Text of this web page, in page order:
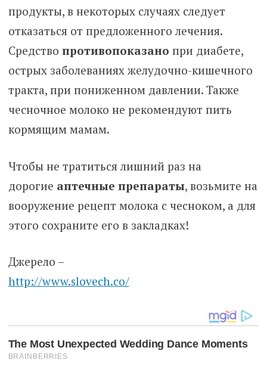
продукты, в некоторых случаях следует
отказаться от предложенного лечения.
Средство противопоказано при диабете,
острых заболеваниях желудочно-кишечного
тракта, при пониженном давлении. Также
чесночное молоко не рекомендуют пить
кормящим мамам.
Чтобы не тратиться лишний раз на
дорогие аптечные препараты, возьмите на
вооружение рецепт молока с чесноком, а для
этого сохраните его в закладках!
Джерело –
http://www.slovech.co/